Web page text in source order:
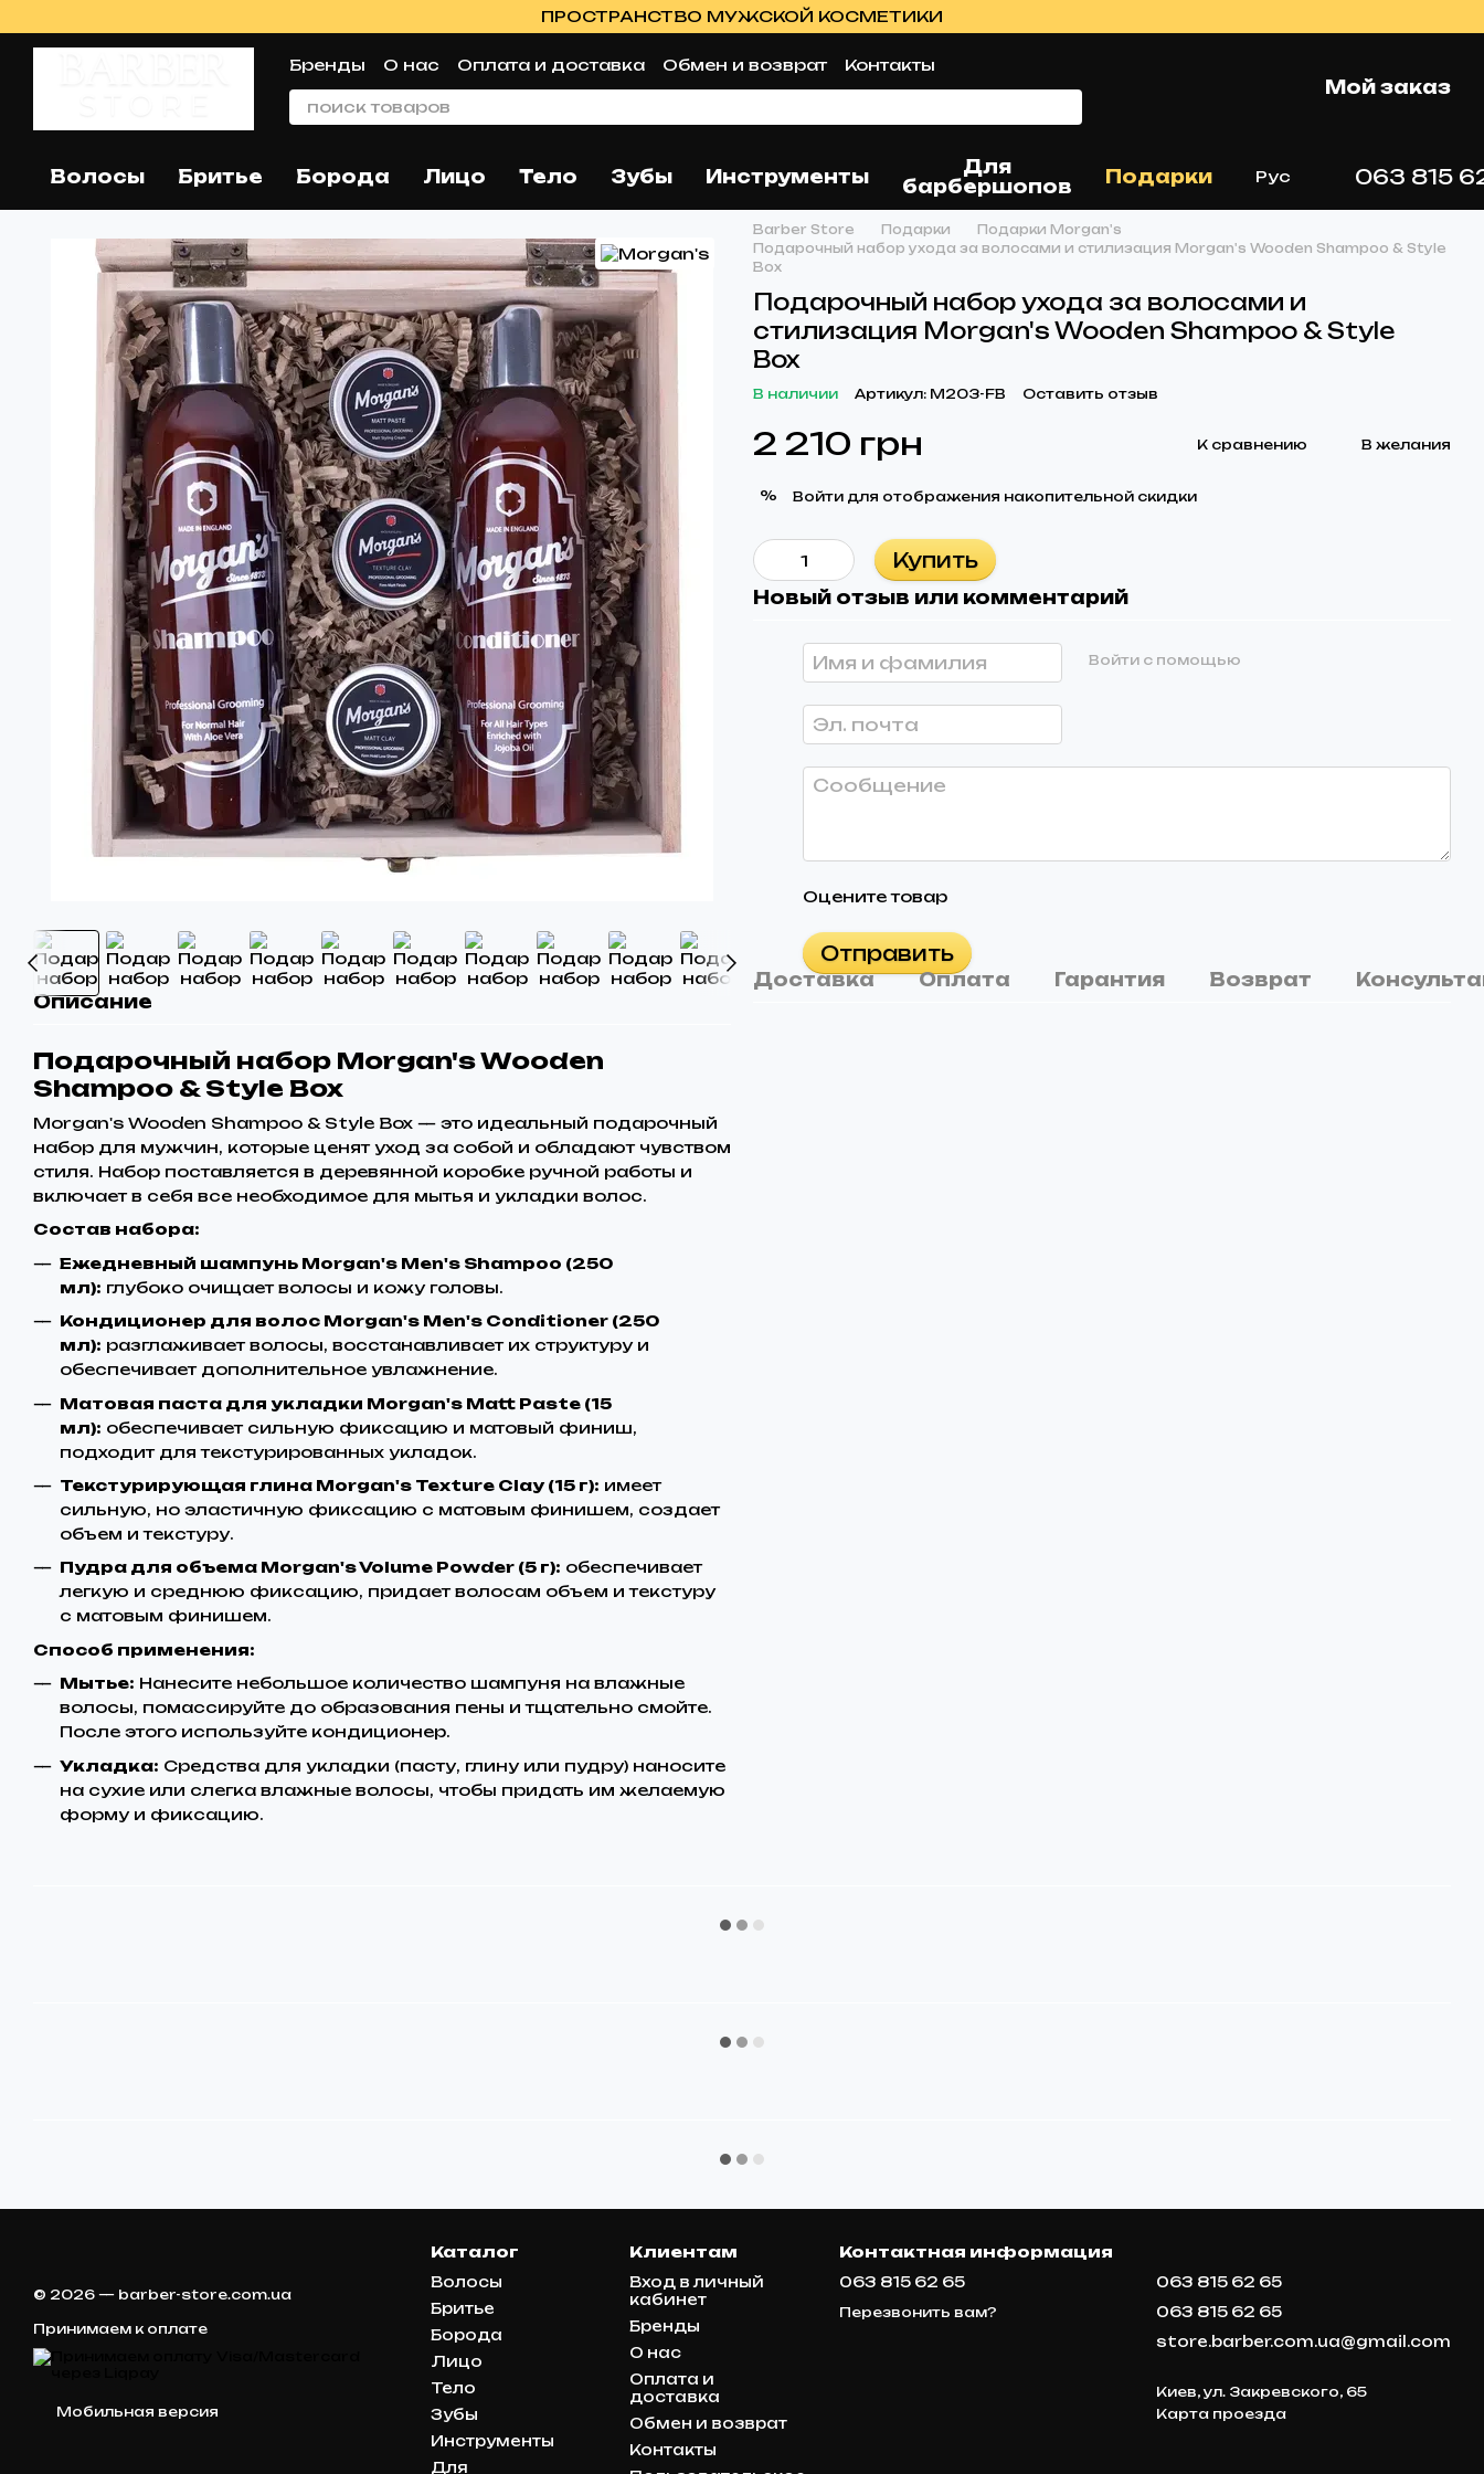
ПРОСТРАНСТВО МУЖСКОЙ КОСМЕТИКИ
Бренды О нас Оплата и доставка Обмен и возврат
Контакты
Пользовательское соглашение
Оферта Отзывы о магазине Блог Мой заказ
Волосы Бритье Борода Лицо Тело Зубы Инструменты
Для
барбершопов
Подарки Рус 063 815
Описание
Подарочный набор Morgan's Wooden
Shampoo & Style Box
Morgan's Wooden Shampoo & Style Box — это идеальный подарочный
набор для мужчин, которые ценят уход за собой и обладают чувством
стиля. Набор поставляется в деревянной коробке ручной работы и
включает в себя все необходимое для мытья и укладки волос.
Состав набора:
Ежедневный шампунь Morgan's Men's Shampoo (250
мл): глубоко очищает волосы и кожу головы.
Кондиционер для волос Morgan's Men's Conditioner (250
мл): разглаживает волосы, восстанавливает их структуру и
обеспечивает дополнительное увлажнение.
Матовая паста для укладки Morgan's Matt Paste (15
мл): обеспечивает сильную фиксацию и матовый финиш,
подходит для текстурированных укладок.
Текстурирующая глина Morgan's Texture Clay (15 г): имеет
сильную, но эластичную фиксацию с матовым финишем, создает
объем и текстуру.
Пудра для объема Morgan's Volume Powder (5 г): обеспечивает
легкую и среднюю фиксацию, придает волосам объем и текстуру
с матовым финишем.
Способ применения:
Мытье: Нанесите небольшое количество шампуня на влажные
волосы, помассируйте до образования пены и тщательно смойте.
После этого используйте кондиционер.
Укладка: Средства для укладки (пасту, глину или пудру) наносите
на сухие или слегка влажные волосы, чтобы придать им желаемую
форму и фиксацию.
Barber Store Подарки
Подарки Morgan's
Подарочный набор ухода за волосами и стилизация Morgan's Wooden Shampoo & Style
Box
Подарочный набор ухода за волосами и
стилизация Morgan's Wooden Shampoo & Style
Box
В наличии Артикул: M203-FB Оставить отзыв
2 210 грн К сравнению В желания
% Войти для отображения накопительной скидки
Купить
Новый отзыв или комментарий
Войти с помощью
Оцените товар
Отправить
Доставка Оплата Гарантия Возврат
© 2026 — barber-store.com.ua
Принимаем к оплате
Мобильная версия
Каталог
Волосы
Бритье
Борода
Лицо
Тело
Зубы
Инструменты
Для
Клиентам
Вход в личный
кабинет
Бренды
О нас
Оплата и
доставка
Обмен и возврат
Контакты
Контактная информация
063 815 62 65
Перезвонить вам?
063 815 62 65
063 815 62 65
store.barber.com.ua@gmail.com
Киев, ул. Закревского, 65
Карта проезда